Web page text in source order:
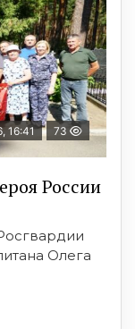
16:41 73
России
Олега